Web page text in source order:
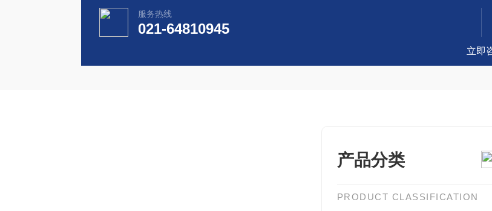
服务热线
021-64810945
立即
产品分类
PRODUCT CLASSIFICATION